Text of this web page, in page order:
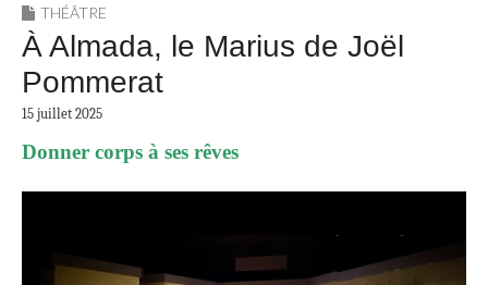
THÉÂTRE
À Almada, le Marius de Joël
Pommerat
15 juillet 2025
Donner corps à ses rêves